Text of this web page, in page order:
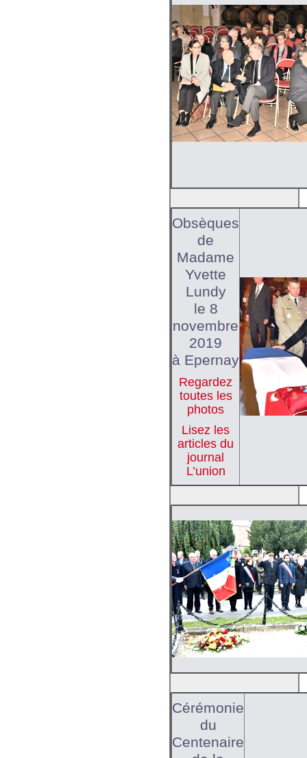
Obsèques
de
Madame
Yvette
Lundy
le 8
novembre
2019
à Epernay
Regardez
toutes les
photos
Lisez les
articles du
journal
L’union
Cérémonie
du
Centenaire